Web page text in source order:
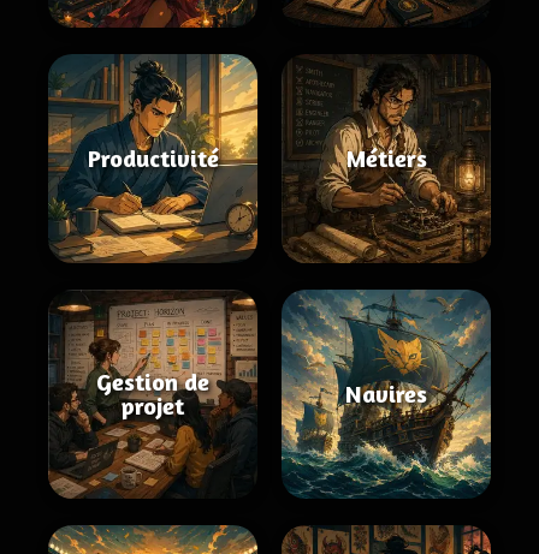
Productivité Métiers
Gestion de
projet
Navires